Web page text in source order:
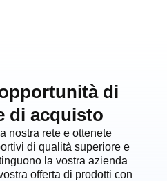
di
di acquisto
nostra rete e ottenete
di qualità superiore e
la vostra azienda
offerta di prodotti con